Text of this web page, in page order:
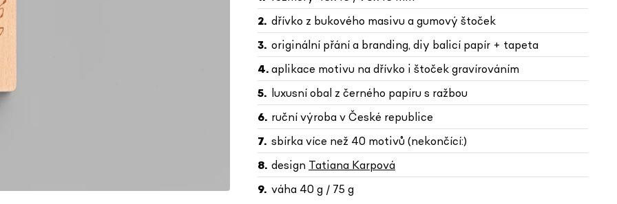
dřívko z bukového masivu a gumový štoček
originální přání a branding, diy balicí papír + tapeta
aplikace motivu na dřívko i štoček gravírováním
luxusní obal z černého papíru s ražbou
ruční výroba v České republice
sbírka více než 40 motivů (nekončící:)
design Tatiana Karpová
váha 40 g / 75 g